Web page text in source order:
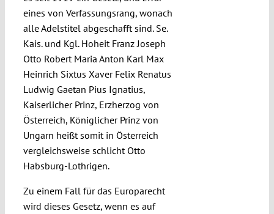
eines von Verfassungsrang, wonach
alle Adelstitel abgeschafft sind. Se.
Kais. und Kgl. Hoheit Franz Joseph
Otto Robert Maria Anton Karl Max
Heinrich Sixtus Xaver Felix Renatus
Ludwig Gaetan Pius Ignatius,
Kaiserlicher Prinz, Erzherzog von
Österreich, Königlicher Prinz von
Ungarn heißt somit in Österreich
vergleichsweise schlicht Otto
Habsburg-Lothrigen.
Zu einem Fall für das Europarecht
wird dieses Gesetz, wenn es auf